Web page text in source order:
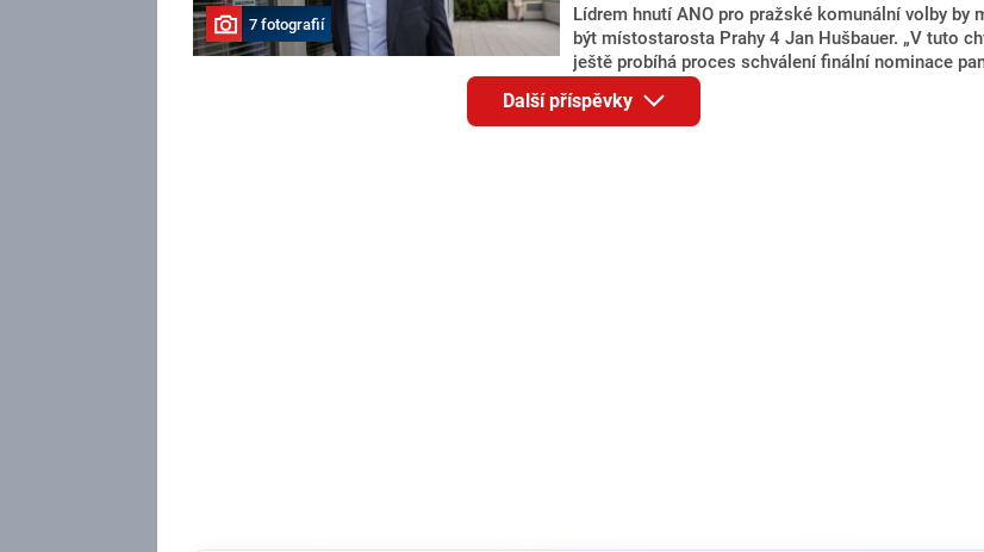
7 fotografií
Lídrem hnutí ANO pro pražské komunální volby by
být místostarosta Prahy 4 Jan Hušbauer. „V tuto
ještě probíhá proces schválení finální nominace
Jana Hušbauera Výborem hnutí ANO,“ uvedl pro
redakci místopředseda pražského ANO Martin
Benkovič. O Hušbauerovi se spekulovalo jako o
Další příspěvky